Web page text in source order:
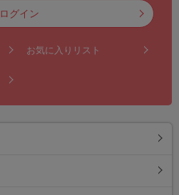
ログイン
お気に入りリスト